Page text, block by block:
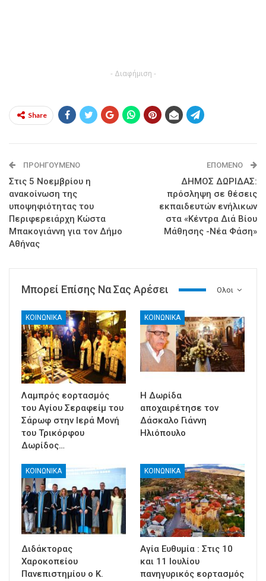
- Διαφήμιση -
Share
ΠΡΟΗΓΟΎΜΕΝΟ
Στις 5 Νοεμβρίου η
ανακοίνωση της
υποψηφιότητας του
Περιφερειάρχη Κώστα
Μπακογιάννη για τον Δήμο
Αθήνας
ΕΠΌΜΕΝΟ
ΔΗΜΟΣ ΔΩΡΙΔΑΣ:
πρόσληψη σε θέσεις
εκπαιδευτών ενήλικων
στα «Κέντρα Διά Βίου
Μάθησης -Νέα Φάση»
Ολοι
Μπορεί Επίσης Να Σας Αρέσει
ΚΟΙΝΩΝΙΚΑ
Λαμπρός εορτασμός
του Αγίου Σεραφείμ του
Σάρωφ στην Ιερά Μονή
του Τρικόρφου
Δωρίδος…
ΚΟΙΝΩΝΙΚΑ
Η Δωρίδα
αποχαιρέτησε τον
Δάσκαλο Γιάννη
Ηλιόπουλο
ΚΟΙΝΩΝΙΚΑ
Διδάκτορας
Χαροκοπείου
Πανεπιστημίου ο Κ.
ΚΟΙΝΩΝΙΚΑ
Αγία Ευθυμία : Στις 10
και 11 Ιουλίου
πανηγυρικός εορτασμός